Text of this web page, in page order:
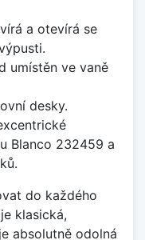
a otevírá se
umístěn ve vaně
desky.
Blanco 232459 a
do každého
klasická,
absolutně odolná